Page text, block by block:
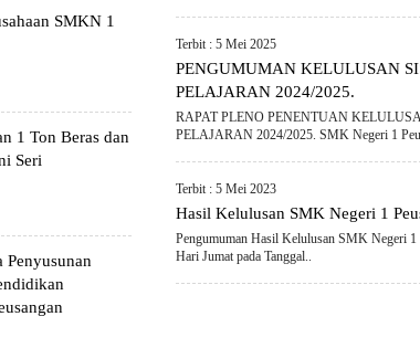
SMKN 1
1 Ton Beras dan
Seri
Terbit : 5 Mei 2025
PENGUMUMAN KELULUSAN
PELAJARAN 2024/2025.
RAPAT PLENO PENENTUAN
PELAJARAN 2024/2025. SMK Negeri 1
Terbit : 5 Mei 2023
Hasil Kelulusan SMK Negeri 1
Pengumuman Hasil Kelulusan SMK Negeri 1
Hari Jumat pada Tanggal..